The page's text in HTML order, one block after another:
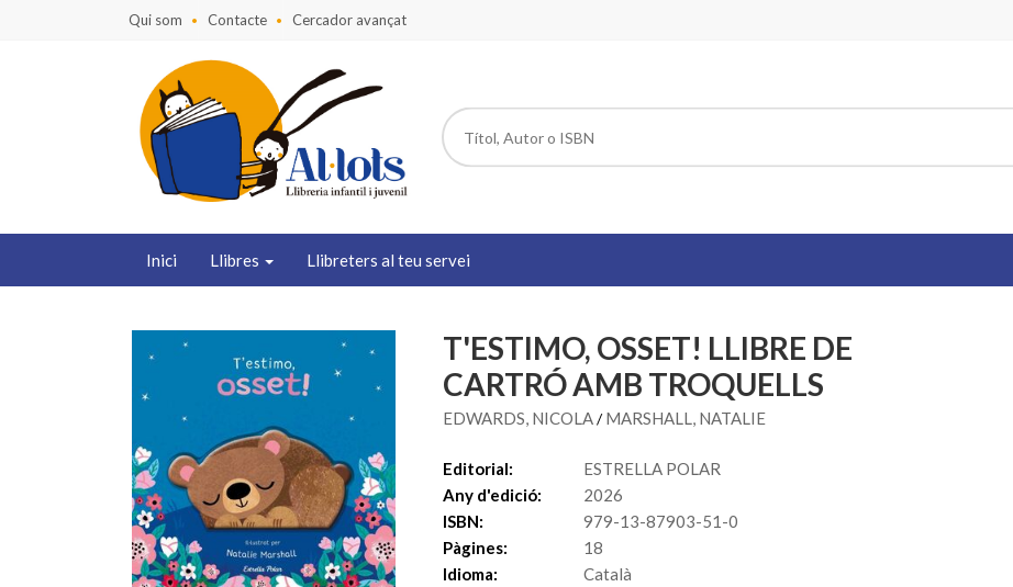
Qui som Contacte Cercador avançat
Inici Llibres Llibreters al teu servei
T'ESTIMO, OSSET! LLIBRE DE
CARTRÓ AMB TROQUELLS
EDWARDS, NICOLA/MARSHALL, NATALIE
Editorial:
ESTRELLA POLAR
Any d'edició:
2026
ISBN:
979-13-87903-51-0
Pàgines:
18
Idioma:
Català